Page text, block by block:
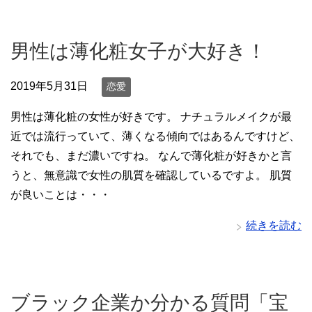
男性は薄化粧女子が大好き！
2019年5月31日 恋愛
男性は薄化粧の女性が好きです。 ナチュラルメイクが最
近では流行っていて、薄くなる傾向ではあるんですけど、
それでも、まだ濃いですね。 なんで薄化粧が好きかと言
うと、無意識で女性の肌質を確認しているですよ。 肌質
が良いことは・・・
続きを読む
ブラック企業か分かる質問「宝